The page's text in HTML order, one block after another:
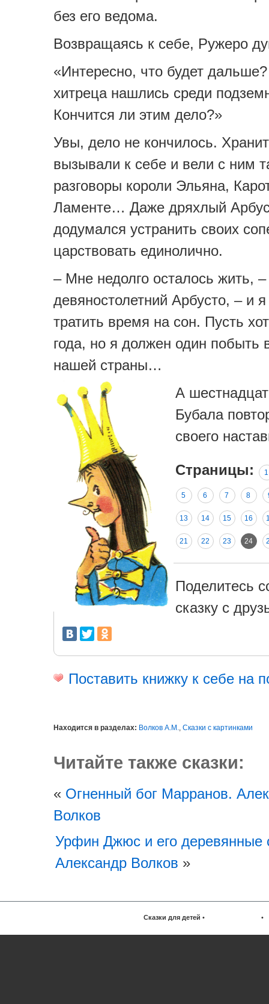
без его ведома.
Возвращаясь к себе, Ружеро
«Интересно, что будет
хитреца нашлись среди
Кончится ли этим дело?»
Увы, дело не кончилось.
вызывали к себе и вели с ним
разговоры короли Эльяна,
Ламенте… Даже дряхлый
додумался устранить своих
царствовать единолично.
– Мне недолго осталось жить,
девяностолетний Арбусто, – и
тратить время на сон. Пусть
года, но я должен один побыть
нашей страны…
А
Бубала
своего
Страницы: 1
5 6 7 8
13 14 15 16
21 22 23 24
Поделитесь
сказку с
Поставить книжку к себе на
Находится в разделах: Волков А.М., Сказки с картинками
Читайте также сказки:
« Огненный бог Марранов.
Волков
Урфин Джюс и его деревянные
Александр Волков »
Сказки для детей • •